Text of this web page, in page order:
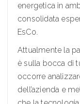
energetica in
consolidata
EsCo.
Attualmente la
è sulla bocca di
occorre
dell’azienda e